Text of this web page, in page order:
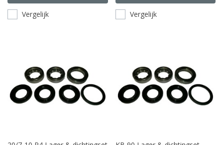
Vergelijk Vergelijk